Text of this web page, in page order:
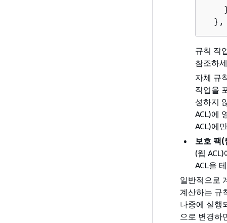
  },
규칙 작
참조하
자체 규
작업을
성하지
ACL)에
ACL)에
보호 팩(
(웹
ACL을
일반적으로
계산하는 규
나중에 실행
으로 변경하